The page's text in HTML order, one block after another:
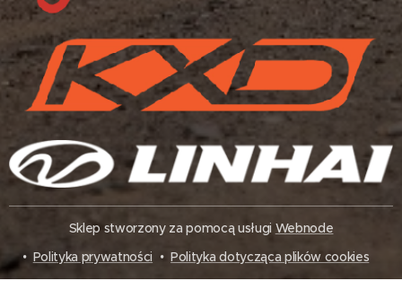
Sklep stworzony za pomocą usługi Webnode
Polityka prywatności
Polityka dotycząca plików cookies